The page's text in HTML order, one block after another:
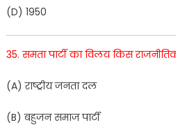
(D) 1950
35.समतापार्टीकाविलयकिस
(A)राष्ट्रीयजनतादल
(B)बहुजनसमाजपार्टी